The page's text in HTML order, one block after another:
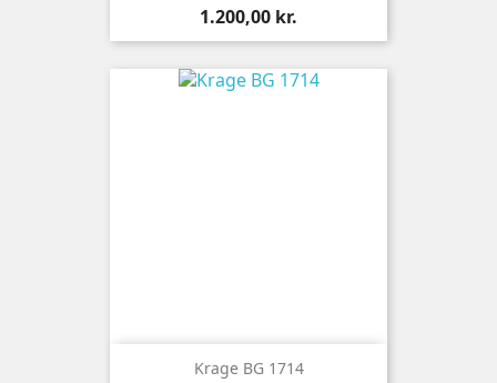
Pris
1.200,00 kr.
Krage BG 1714